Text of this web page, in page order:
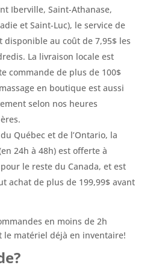
Iberville, Saint-Athanase,
et Saint-Luc), le service de
disponible au coût de 7,95$ les
La livraison locale est
commande de plus de 100$
en boutique est aussi
selon nos heures
Québec et de l’Ontario, la
24h à 48h) est offerte à
le reste du Canada, et est
achat de plus de 199,99$ avant
en moins de 2h
le matériel déjà en inventaire!